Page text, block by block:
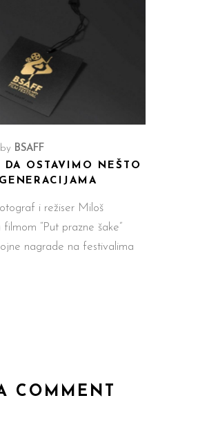
by BSAFF
DA OSTAVIMO NEŠTO
i režiser Miloš
filmom “Put prazne šake”
nagrade na festivalima
COMMENT